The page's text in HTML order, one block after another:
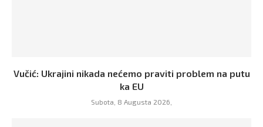
Vučić: Ukrajini nikada nećemo praviti problem na putu
ka EU
Subota, 8 Augusta 2026,